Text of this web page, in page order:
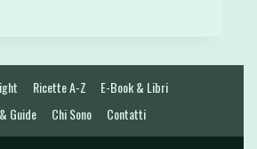
Ricette A-Z
E-Book & Libri
Guide
Chi Sono Contatti